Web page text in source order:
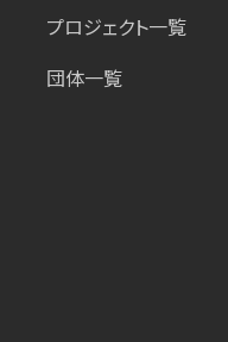
プロジェクト一覧
団体一覧